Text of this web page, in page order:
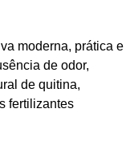
moderna, prática e
de odor,
de quitina,
fertilizantes